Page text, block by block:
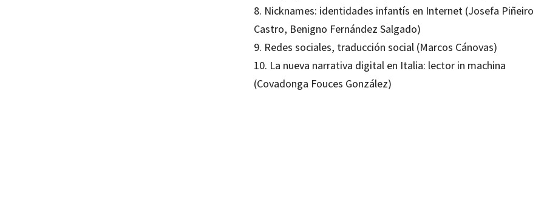
8. Nicknames: identidades infantís en Internet (Josefa Piñeiro
Castro, Benigno Fernández Salgado)
9. Redes sociales, traducción social (Marcos Cánovas)
10. La nueva narrativa digital en Italia: lector in machina
(Covadonga Fouces González)